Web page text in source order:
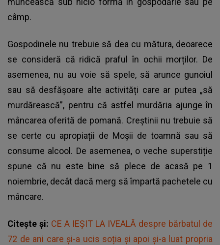
câmp.
Gospodinele nu trebuie să dea cu mătura, deoarece
se consideră că ridică praful în ochii morților. De
asemenea, nu au voie să spele, să arunce gunoiul
sau să desfășoare alte activități care ar putea „să
murdărească”, pentru că astfel murdăria ajunge în
mâncarea oferită de pomană. Creștinii nu trebuie să
se certe cu apropiații de Moșii de toamnă sau să
consume alcool. De asemenea, o veche superstiție
spune că nu este bine să plece de acasă pe 1
noiembrie, decât dacă merg să împartă pachetele cu
mâncare.
Citește și: CE A IEȘIT LA IVEALĂ despre bărbatul de
72 de ani care și-a ucis soția și apoi și-a luat propria